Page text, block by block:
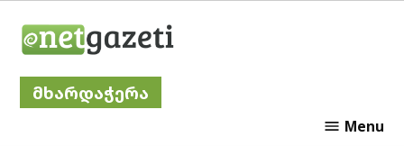
მხარდაჭერა
Menu